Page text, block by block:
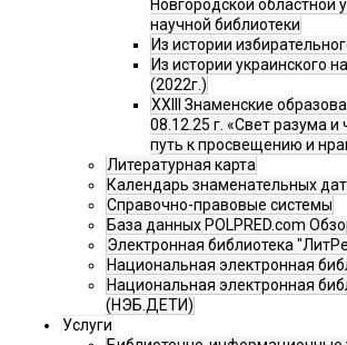
Новгородской областной
научной библиотеки
Из истории
Из истории украинского
(2022г.)
XXIII Знаменские
08.12.25 г. «Свет разума и
путь к просвещению и
Литературная карта
Календарь знаменательных дат
Справочно-правовые системы
База данных POLPRED.com
Электронная библиотека
Национальная электронная
Национальная электронная
(НЭБ.ДЕТИ)
Услуги